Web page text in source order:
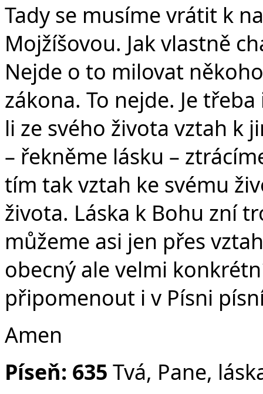
Tady se musíme vrátit k
Mojžíšovou. Jak vlastně
Nejde o to milovat
zákona. To nejde. Je
li ze svého života vztah k
– řekněme lásku –
tím tak vztah ke svému
života. Láska k Bohu zní
můžeme asi jen přes
obecný ale velmi
připomenout i v Písni
Amen
Píseň: 635 Tvá, Pane,